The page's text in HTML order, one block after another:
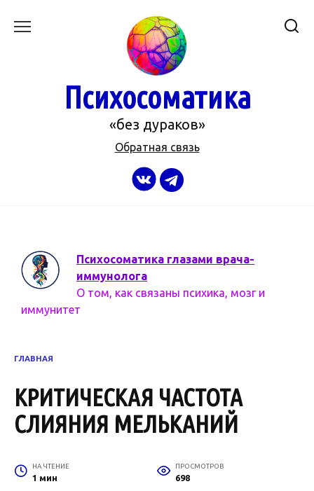
Психосоматика
«без дураков»
Обратная связь
Психосоматика глазами врача-
иммунолога
О том, как связаны психика, мозг и
иммунитет
ГЛАВНАЯ
КРИТИЧЕСКАЯ ЧАСТОТА
СЛИЯНИЯ МЕЛЬКАНИЙ
НА ЧТЕНИЕ
1 мин
ПРОСМОТРОВ
698